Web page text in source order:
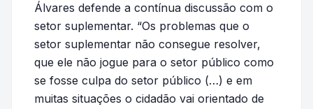
Álvares defende a contínua discussão com o
setor suplementar. “Os problemas que o
setor suplementar não consegue resolver,
que ele não jogue para o setor público como
se fosse culpa do setor público (…) e em
muitas situações o cidadão vai orientado de